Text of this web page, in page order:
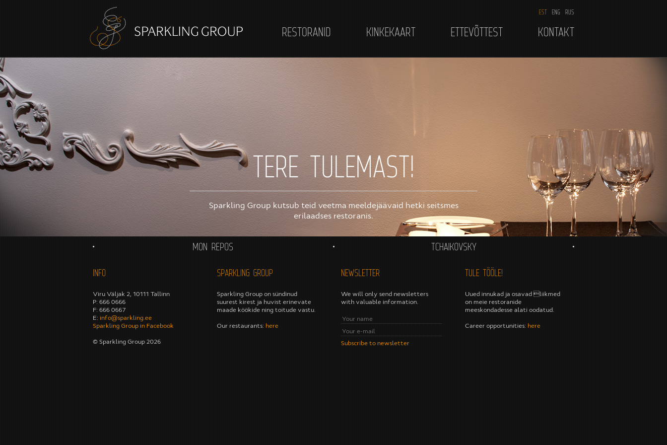
RESTORANID KINKEKAART ETTEVÕTTEST KONTAKT
EST ENG RUS
TERE TULEMAST!
Sparkling Group kutsub teid veetma meeldejäävaid hetki seitsmes
erilaadses restoranis.
MON REPOS
Kadrioru kuldajastust inspireeritud köök
TCHAIKOVSKY
Tchaikovsky pakub Teile parimaid maitseelamusi Vene köögi
sümfooniastvaid lühikese jalutuskäigu kaugusel Raekoja platsist.
MON REPOS TCHAIKOVSKY
INFO
Viru Väljak 2, 10111 Tallinn
P: 666 0666
F: 666 0667
E: info@sparkling.ee
Sparkling Group in Facebook
© Sparkling Group 2026
SPARKLING GROUP
Sparkling Group on sündinud
suurest kirest ja huvist erinevate
maade köökide ning toitude vastu.
Our restaurants: here
NEWSLETTER
We will only send newsletters
with valuable information.
TULE TÖÖLE!
Uued innukad ja osavad liikmed
on meie restoranide
meeskondadesse alati oodatud.
Career opportunities: here